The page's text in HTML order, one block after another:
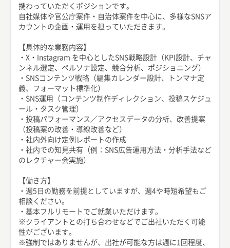
携わっていただくポジションです。
自社媒体や官公庁案件・自治体案件を中心に、多様なSNSア
カウントの企画・運用を担っていただきます。
【具体的な業務内容】
・X・Instagram を中心としたSNS戦略設計（KPI設計、チャ
ンネル選定、ペルソナ設定、競合分析、ポジショニング）
・SNSコンテンツ戦略（編集カレンダー設計、トンマナ定
義、フォーマット標準化）
・SNS運用（コンテンツ制作ディレクション、投稿スケジュ
ール・タスク管理）
・投稿パフォーマンス／アクセスデータの分析、改善提案
（投稿案の改善・導線改善など）
・社内外向け定例レポートの作成
・社内での知見共有（例：SNS広告運用方法・分析手法など
のレクチャー会実施）
【働き方】
・週5日の勤務を前提としていますが、週4や時短希望もご
相談ください。
・基本フルリモートでご就業いただけます。
※クライアントとの打ち合わせなどでご出社いただく可能
性がございます。
※強制ではありませんが、出社が可能な方は週に1回程度、